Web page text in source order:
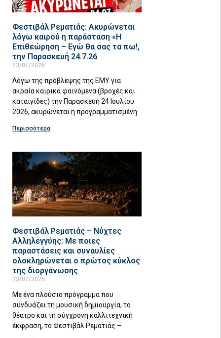
Φεστιβάλ Ρεματιάς: Ακυρώνεται
λόγω καιρού η παράσταση «Η
Επιθεώρηση – Εγώ θα σας τα πω!,
την Παρασκευή 24.7.26
23/07/2026
Λόγω της πρόβλεψης της ΕΜΥ για
ακραία καιρικά φαινόμενα (βροχές και
καταιγίδες) την Παρασκευή 24 Ιουλίου
2026, ακυρώνεται η προγραμματισμένη
Περισσότερα
Φεστιβάλ Ρεματιάς – Νύχτες
Αλληλεγγύης: Με ποιες
παραστάσεις και συναυλίες
ολοκληρώνεται ο πρώτος κύκλος
της διοργάνωσης
23/07/2026
Με ένα πλούσιο πρόγραμμα που
συνδυάζει τη μουσική δημιουργία, το
θέατρο και τη σύγχρονη καλλιτεχνική
έκφραση, το Φεστιβάλ Ρεματιάς –